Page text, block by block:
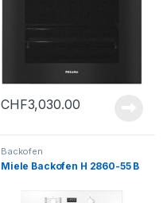
CHF3,030.00
Backofen
Miele Backofen H 2860-55 B